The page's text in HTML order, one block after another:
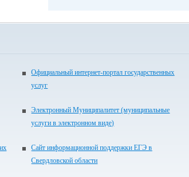
Официальный интернет-портал государственных
услуг
Электронный Муниципалитет (муниципальные
услуги в электронном виде)
Сайт информационной поддержки ЕГЭ в
Свердловской области